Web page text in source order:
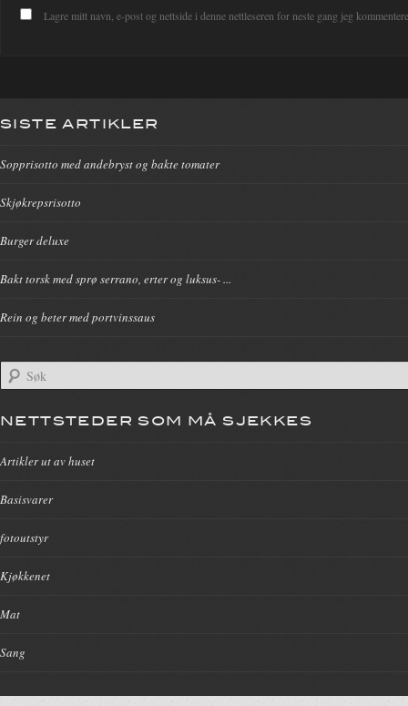
Lagre mitt navn, e-post og nettside i denne nettleseren for neste gang jeg
SISTE ARTIKLER
Sopprisotto med andebryst og bakte tomater
Skjøkrepsrisotto
Burger deluxe
Bakt torsk med sprø serrano, erter og luksus- ...
Rein og beter med portvinssaus
NETTSTEDER SOM MÅ SJEKKES
Artikler ut av huset
Basisvarer
fotoutstyr
Kjøkkenet
Mat
Sang